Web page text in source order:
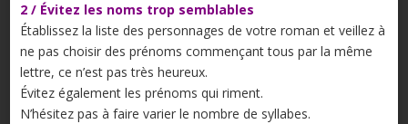
2 / Évitez les noms trop semblables
Établissez la liste des personnages de votre roman et veillez à
ne pas choisir des prénoms commençant tous par la même
lettre, ce n’est pas très heureux.
Évitez également les prénoms qui riment.
N’hésitez pas à faire varier le nombre de syllabes.